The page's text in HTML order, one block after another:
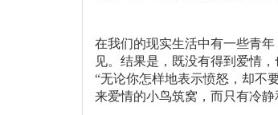
在我们的现实生活中有一些青
见。结果是，既没有得到爱情
“无论你怎样地表示愤怒，却不
来爱情的小鸟筑窝，而只有冷